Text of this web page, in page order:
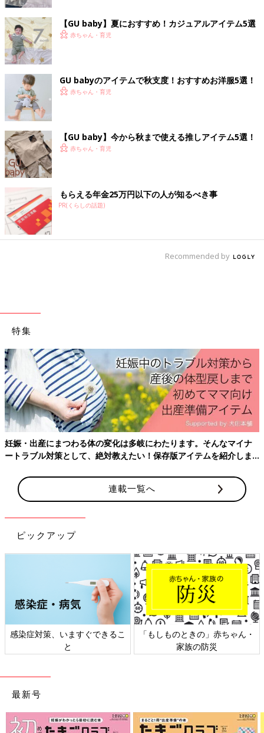
990円というお手頃価格だったんだそう。お店へふらっと立ち寄
っただけが、可愛くてついゲットしてしまったとのこと。シンプ
ルで可愛らしいデザインは、着回しにも便利ですね。
きょうだいおそろいのリンクコーデが可愛い！
イトブルーで、夏らしく涼しげなお洋服ですね。
ール
出典：Instagramアカウント「uuutan___gram」
うーたんさんはこちらのセパオールを娘さんに。お友だちからい
【GU baby】夏の新作も登場！人気のキ
ュート服5選
【GU baby】夏におすすめ！カジュアルアイテム5選
赤ちゃん・育児
GU babyのアイテムで秋支度！おすすめお洋服5選！
赤ちゃん・育児
【GU baby】今から秋まで使える推しアイテム5選！
赤ちゃん・育児
もらえる年金25万円以下の人が知るべき事
PR(くらしの話題)
Recommended by
特集
妊娠・出産にまつわる体の変化は多岐にわたります。そんなマイナ
ートラブル対策として、絶対教えたい！保存版アイテムを紹介しま
連載一覧へ
ピックアップ
感染症対策、いますぐできるこ
と
「もしものときの」赤ちゃん・
家族の防災
最新号